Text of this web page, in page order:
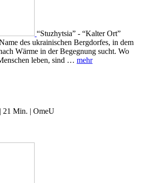
“Stuzhytsia” - “Kalter Ort”
des ukrainischen Bergdorfes, in dem
Wärme in der Begegnung sucht. Wo
leben, sind … mehr
21 Min. | OmeU